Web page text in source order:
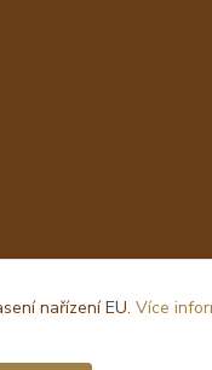
nařízení EU. Více